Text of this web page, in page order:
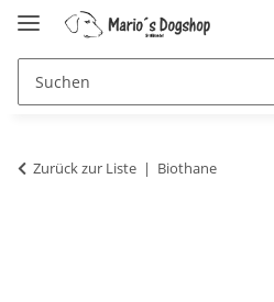
Zurück zur Liste Biothane